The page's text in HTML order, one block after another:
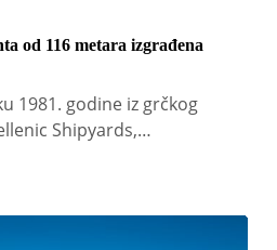
od 116 metara izgrađena
1981. godine iz grčkog
Shipyards,…